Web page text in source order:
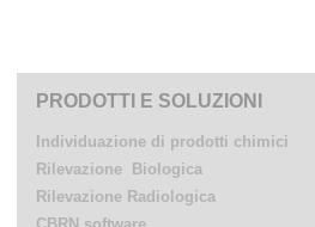
PRODOTTI E SOLUZIONI
Individuazione di prodotti chimici
Rilevazione Biologica
Rilevazione Radiologica